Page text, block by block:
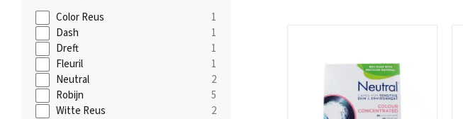
Color Reus
1
Dash
1
Dreft
1
Fleuril
1
Neutral
2
Robijn
5
Witte Reus
2